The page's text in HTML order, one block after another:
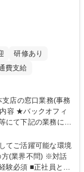
研修あり
費支給
にて下記の業務に従
等の受付・オペレ
務紹介：ご応募前
career/circle/
てご活躍可能な環境
方(業界不問) ※対話
社員とし